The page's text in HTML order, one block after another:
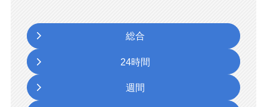
総合
24時間
週間